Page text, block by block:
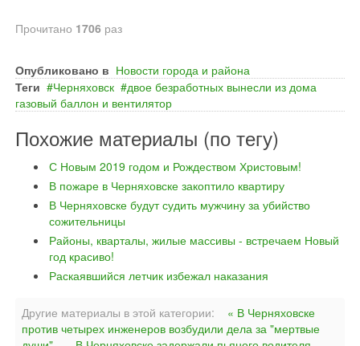
Прочитано 1706 раз
Опубликовано в Новости города и района
Теги
Черняховск
двое безработных вынесли из дома
газовый баллон и вентилятор
Похожие материалы (по тегу)
С Новым 2019 годом и Рождеством Христовым!
В пожаре в Черняховске закоптило квартиру
В Черняховске будут судить мужчину за убийство
сожительницы
Районы, кварталы, жилые массивы - встречаем Новый
год красиво!
Раскаявшийся летчик избежал наказания
Другие материалы в этой категории:
« В Черняховске
против четырех инженеров возбудили дела за "мертвые